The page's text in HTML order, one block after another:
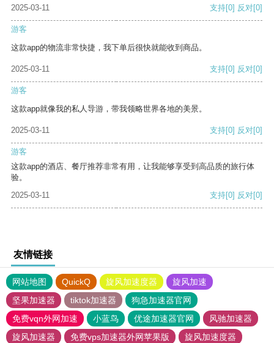
2025-03-11 支持[0] 反对[0]
游客
这款app的物流非常快捷，我下单后很快就能收到商品。
2025-03-11 支持[0] 反对[0]
游客
这款app就像我的私人导游，带我领略世界各地的美景。
2025-03-11 支持[0] 反对[0]
游客
这款app的酒店、餐厅推荐非常有用，让我能够享受到高品质的旅行体
验。
2025-03-11
支持[0] 反对[0]
友情链接
网站地图 QuickQ 旋风加速度器
旋风加速
坚果加速器
tiktok加速器
狗急加速器官网
免费vqn外网加速
小蓝鸟 优途加速器官网
风驰加速器
旋风加速器
免费vps加速器外网苹果版
旋风加速度器